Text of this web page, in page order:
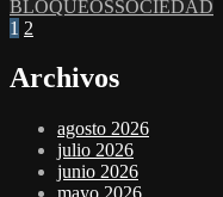
BLOQUEOSSOCIEDAD
Paginación
de
entradas
1 2
Archivos
agosto 2026
julio 2026
junio 2026